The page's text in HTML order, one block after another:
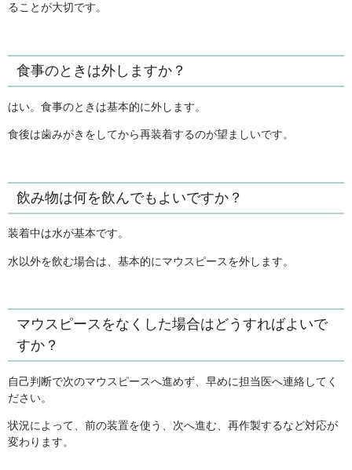
ることが大切です。
食事のときは外しますか？
はい。食事のときは基本的に外します。
食後は歯みがきをしてから再装着するのが望ましいです。
飲み物は何を飲んでもよいですか？
装着中は水が基本です。
水以外を飲む場合は、基本的にマウスピースを外します。
マウスピースをなくした場合はどうすればよいで
すか？
自己判断で次のマウスピースへ進めず、早めに担当医へ連絡してく
ださい。
状況によって、前の装置を使う、次へ進む、再作製するなど対応が
変わります。